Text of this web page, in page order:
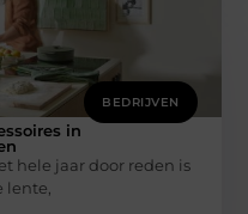
BEDRIJVEN
in
hele jaar door reden is
lente,